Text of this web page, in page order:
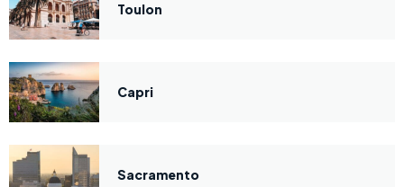
Toulon
Capri
Sacramento